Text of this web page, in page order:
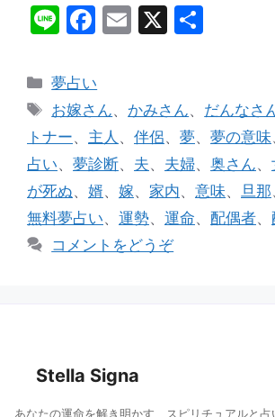
Li
e
F
c
e
b
o
o
k
E
l
X
カ
テ
ゴ
リ
ー
夢占い
タ
お嫁さん、 かみさん、 だんなさ
トナー、 主人 、 伴侶、 夢、 夢の意味
占い、 夢診断、 夫、 夫婦、 奥さん、
が死ぬ、 婿、 嫁、 家内、 意味、 旦那
無料夢占い、 運勢、 運命、 配偶者、
コメントをどうぞ
Stella Signa
あなたの運命を解き明かす、スピリチュアルと占